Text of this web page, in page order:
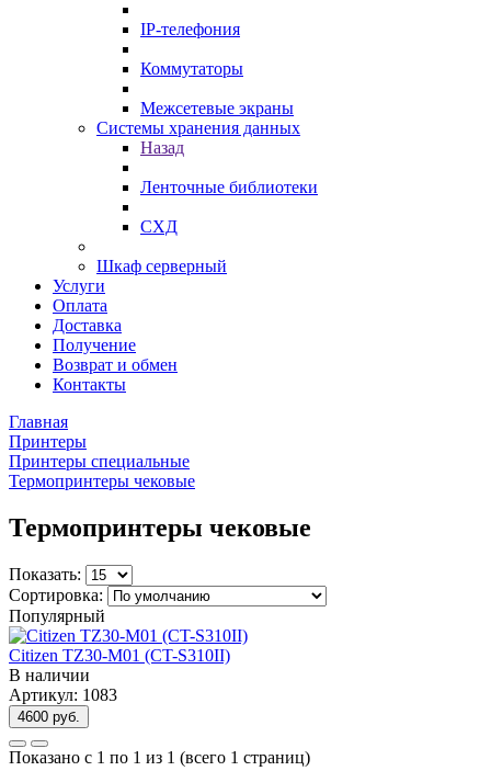
IP-телефония
Коммутаторы
Межсетевые экраны
Системы хранения данных
Назад
Ленточные библиотеки
СХД
Шкаф серверный
Услуги
Оплата
Доставка
Получение
Возврат и обмен
Контакты
Главная
Принтеры
Принтеры специальные
Термопринтеры чековые
Термопринтеры чековые
Показать:
Сортировка:
Популярный
Citizen TZ30-M01 (CT-S310II)
В наличии
Артикул: 1083
4600 руб.
Показано с 1 по 1 из 1 (всего 1 страниц)